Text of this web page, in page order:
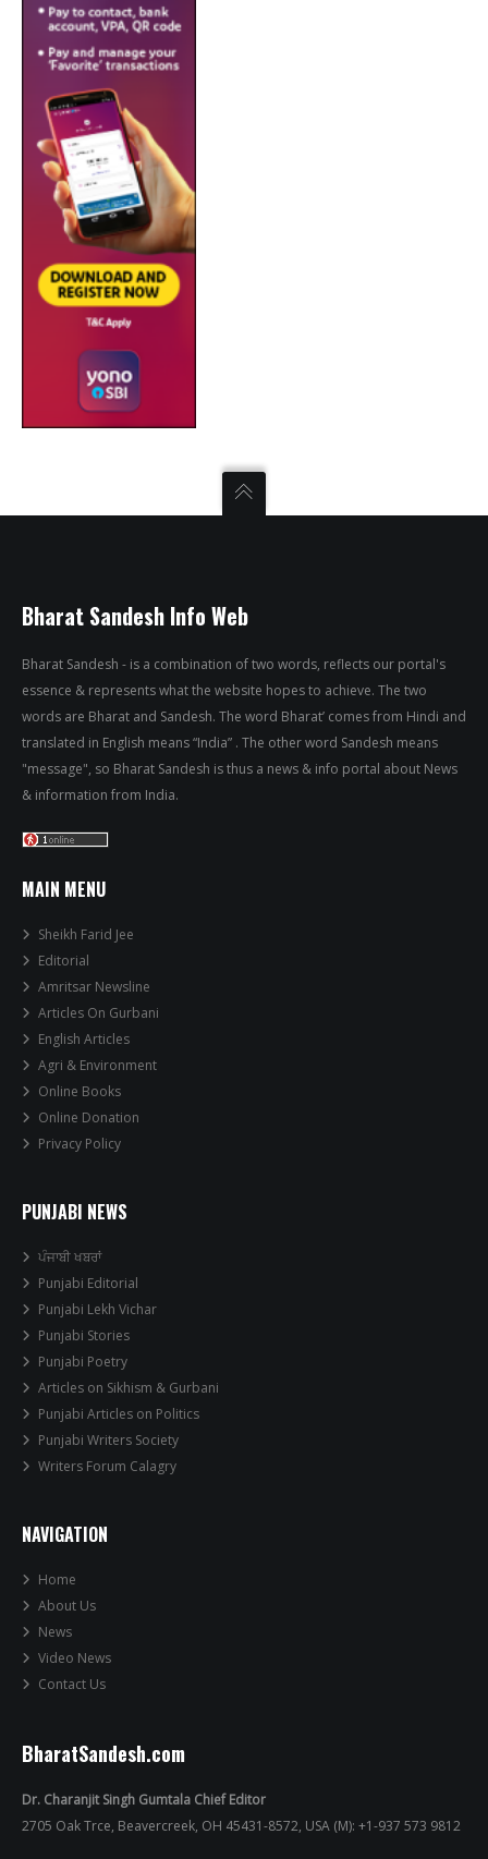
Bharat Sandesh Info Web
Bharat Sandesh - is a combination of two words, reflects our portal's
essence & represents what the website hopes to achieve. The two
words are Bharat and Sandesh. The word Bharat’ comes from Hindi and
translated in English means “India” . The other word Sandesh means
"message", so Bharat Sandesh is thus a news & info portal about News
& information from India.
MAIN MENU
Sheikh Farid Jee
Editorial
Amritsar Newsline
Articles On Gurbani
English Articles
Agri & Environment
Online Books
Online Donation
Privacy Policy
PUNJABI NEWS
ਪੰਜਾਬੀ ਖਬਰਾਂ
Punjabi Editorial
Punjabi Lekh Vichar
Punjabi Stories
Punjabi Poetry
Articles on Sikhism & Gurbani
Punjabi Articles on Politics
Punjabi Writers Society
Writers Forum Calagry
NAVIGATION
Home
About Us
News
Video News
Contact Us
BharatSandesh.com
Dr. Charanjit Singh Gumtala Chief Editor
2705 Oak Trce, Beavercreek, OH 45431-8572, USA (M): +1-937 573 9812